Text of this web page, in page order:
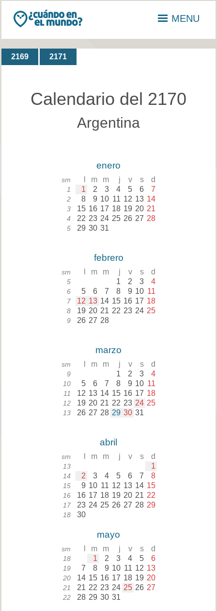
MENU
2169 2171
Calendario del 2170
Argentina
enero
sm m m j v s d
1 1 2 3 4 5 6 7
2 8 9 10 11 12 13 14
3 15 16 17 18 19 20 21
4 22 23 24 25 26 27 28
5 29 30 31
febrero
sm m m j v s d
5 1 2 3 4
6 5 6 7 8 9 10 11
7 12 13 14 15 16 17 18
8 19 20 21 22 23 24 25
9 26 27 28
marzo
sm m m j v s d
9 1 2 3 4
10 5 6 7 8 9 10 11
11 12 13 14 15 16 17 18
12 19 20 21 22 23 24 25
13 26 27 28 29 30 31
abril
sm m m j v s d
13 1
14 2 3 4 5 6 7 8
15 9 10 11 12 13 14 15
16 16 17 18 19 20 21 22
17 23 24 25 26 27 28 29
18 30
mayo
sm m m j v s d
18 1 2 3 4 5 6
19 7 8 9 10 11 12 13
20 14 15 16 17 18 19 20
21 21 22 23 24 25 26 27
22 28 29 30 31